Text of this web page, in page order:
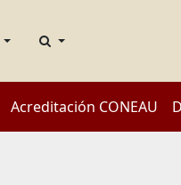
Acreditación CONEAU